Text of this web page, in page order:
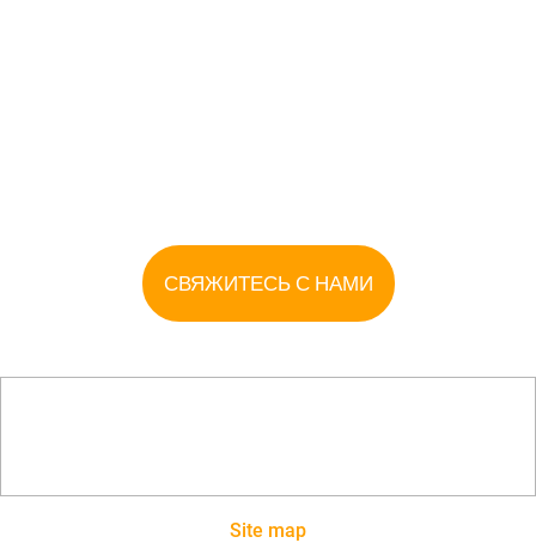
СВЯЖИТЕСЬ С НАМИ
Site map